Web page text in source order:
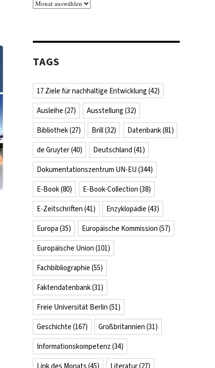
Archiv
TAGS
17 Ziele für nachhaltige Entwicklung (42)
Ausleihe (27) Ausstellung (32)
Bibliothek(27) Brill(32) Datenbank(81)
de Gruyter(40) Deutschland (41)
Dokumentationszentrum UN-EU (344)
E-Book(80) E-Book-Collection (38)
E-Zeitschriften (41) Enzyklopädie (43)
Europa (35) Europäische Kommission (57)
Europäische Union (101)
Fachbibliographie (55)
Faktendatenbank(31)
Freie Universität Berlin (51)
Geschichte (167) Großbritannien (31)
Informationskompetenz (34)